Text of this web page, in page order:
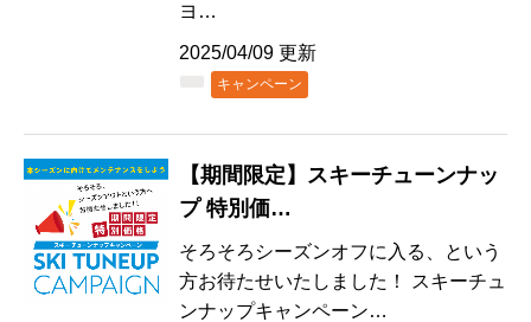
ヨ…
2025/04/09 更新
キャンペーン
【期間限定】スキーチューンナッ
プ 特別価…
そろそろシーズンオフに入る、という
方お待たせいたしました！ スキーチュ
ンナップキャンペーン…